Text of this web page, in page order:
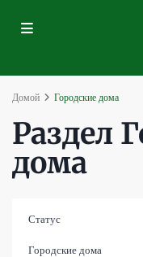
Домой Городские дома
Раздел
дома
Статус
Городские дома